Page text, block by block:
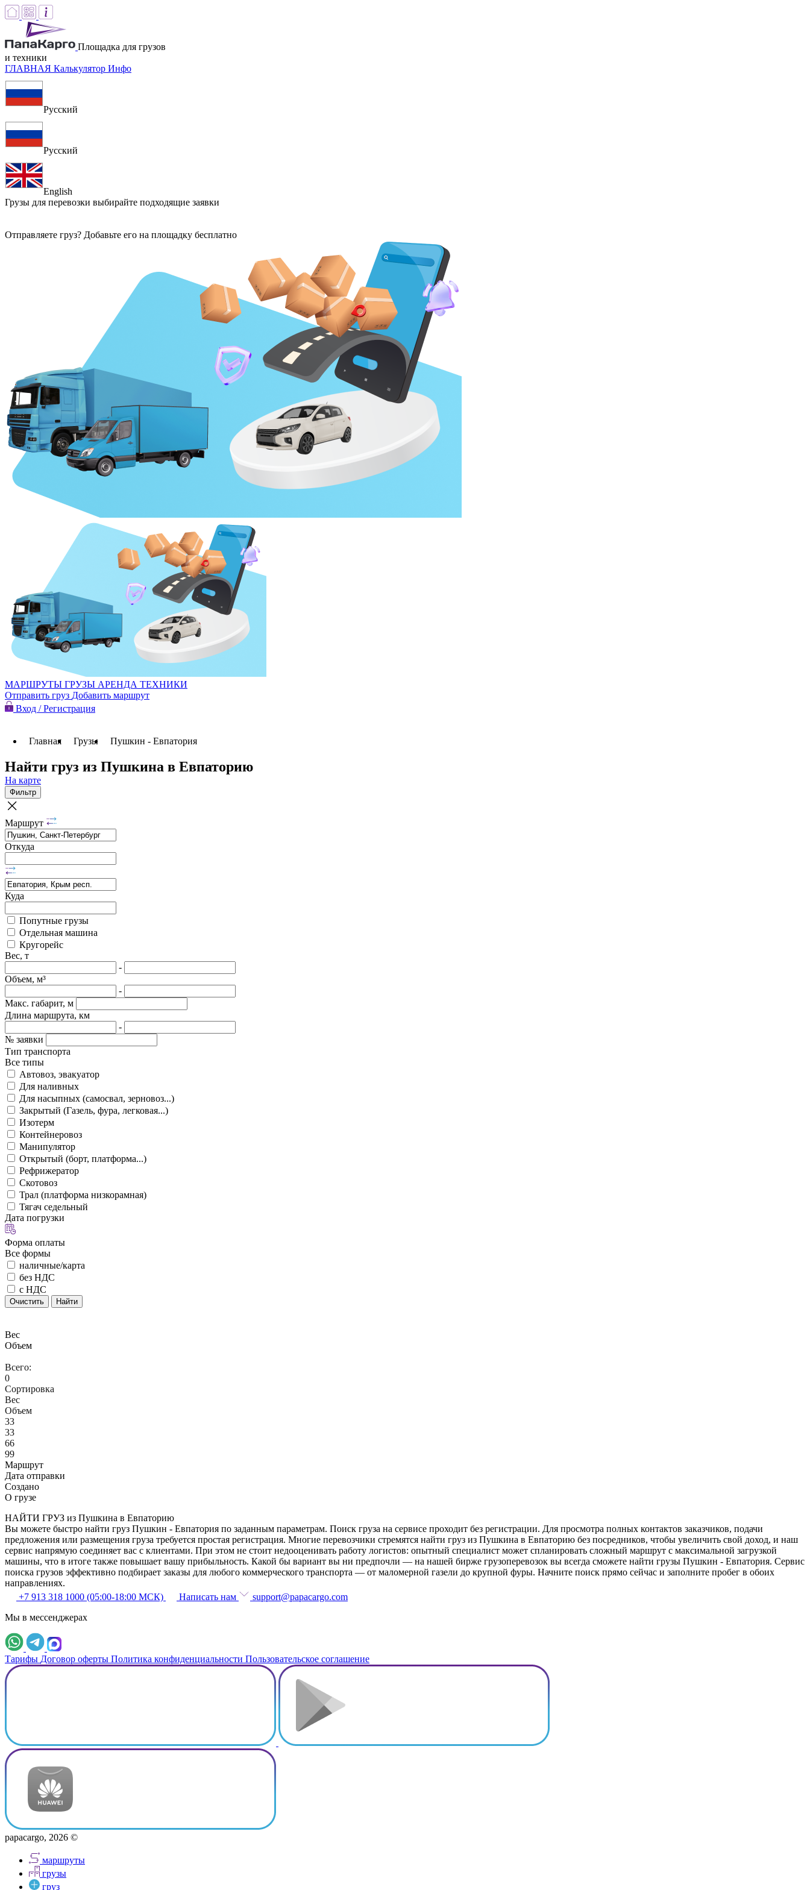
Площадка для грузов
и техники
ГЛАВНАЯ Калькулятор Инфо
Русский
Русский
English
Грузы для перевозки выбирайте подходящие заявки
Отправляете груз? Добавьте его на площадку бесплатно
МАРШРУТЫ ГРУЗЫ АРЕНДА ТЕХНИКИ
Отправить груз Добавить маршрут
Вход / Регистрация
Главная Грузы Пушкин - Евпатория
Найти груз из Пушкина в Евпаторию
На карте
Фильтр
Маршрут
Откуда
Куда
Попутные грузы
Отдельная машина
Кругорейс
Вес, т
-
Объем, м³
-
Макс. габарит, м
Длина маршрута, км
-
№ заявки
Тип транспорта
Все типы
Автовоз, эвакуатор
Для наливных
Для насыпных (самосвал, зерновоз...)
Закрытый (Газель, фура, легковая...)
Изотерм
Контейнеровоз
Манипулятор
Открытый (борт, платформа...)
Рефрижератор
Скотовоз
Трал (платформа низкорамная)
Тягач седельный
Дата погрузки
Форма оплаты
Все формы
наличные/карта
без НДС
с НДС
Очистить Найти
Вес
Объем
Всего:
0
Сортировка
Вес
Объем
33
33
66
99
Маршрут
Дата отправки
Создано
О грузе
НАЙТИ ГРУЗ из Пушкина в Евпаторию
Вы можете быстро найти груз Пушкин - Евпатория по заданным параметрам. Поиск груза на сервисе проходит без регистрации. Для просмотра полных контактов заказчиков, подачи
предложения или размещения груза требуется простая регистрация. Многие перевозчики стремятся найти груз из Пушкина в Евпаторию без посредников, чтобы увеличить свой доход, и наш
сервис напрямую соединяет вас с клиентами. При этом не стоит недооценивать работу логистов: опытный специалист может спланировать сложный маршрут с максимальной загрузкой
машины, что в итоге также повышает вашу прибыльность. Какой бы вариант вы ни предпочли — на нашей бирже грузоперевозок вы всегда сможете найти грузы Пушкин - Евпатория. Сервис
поиска грузов эффективно подбирает заказы для любого коммерческого транспорта — от маломерной газели до крупной фуры. Начните поиск прямо сейчас и заполните пробег в обоих
направлениях.
+7 913 318 1000 (05:00-18:00 МСК)
Написать нам
support@papacargo.com
Мы в мессенджерах
Тарифы Договор оферты Политика конфиденциальности Пользовательское соглашение
papacargo, 2026 ©
маршруты
грузы
груз